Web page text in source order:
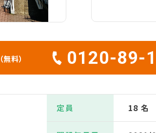
（無料） 0120-89-
定員 18 名